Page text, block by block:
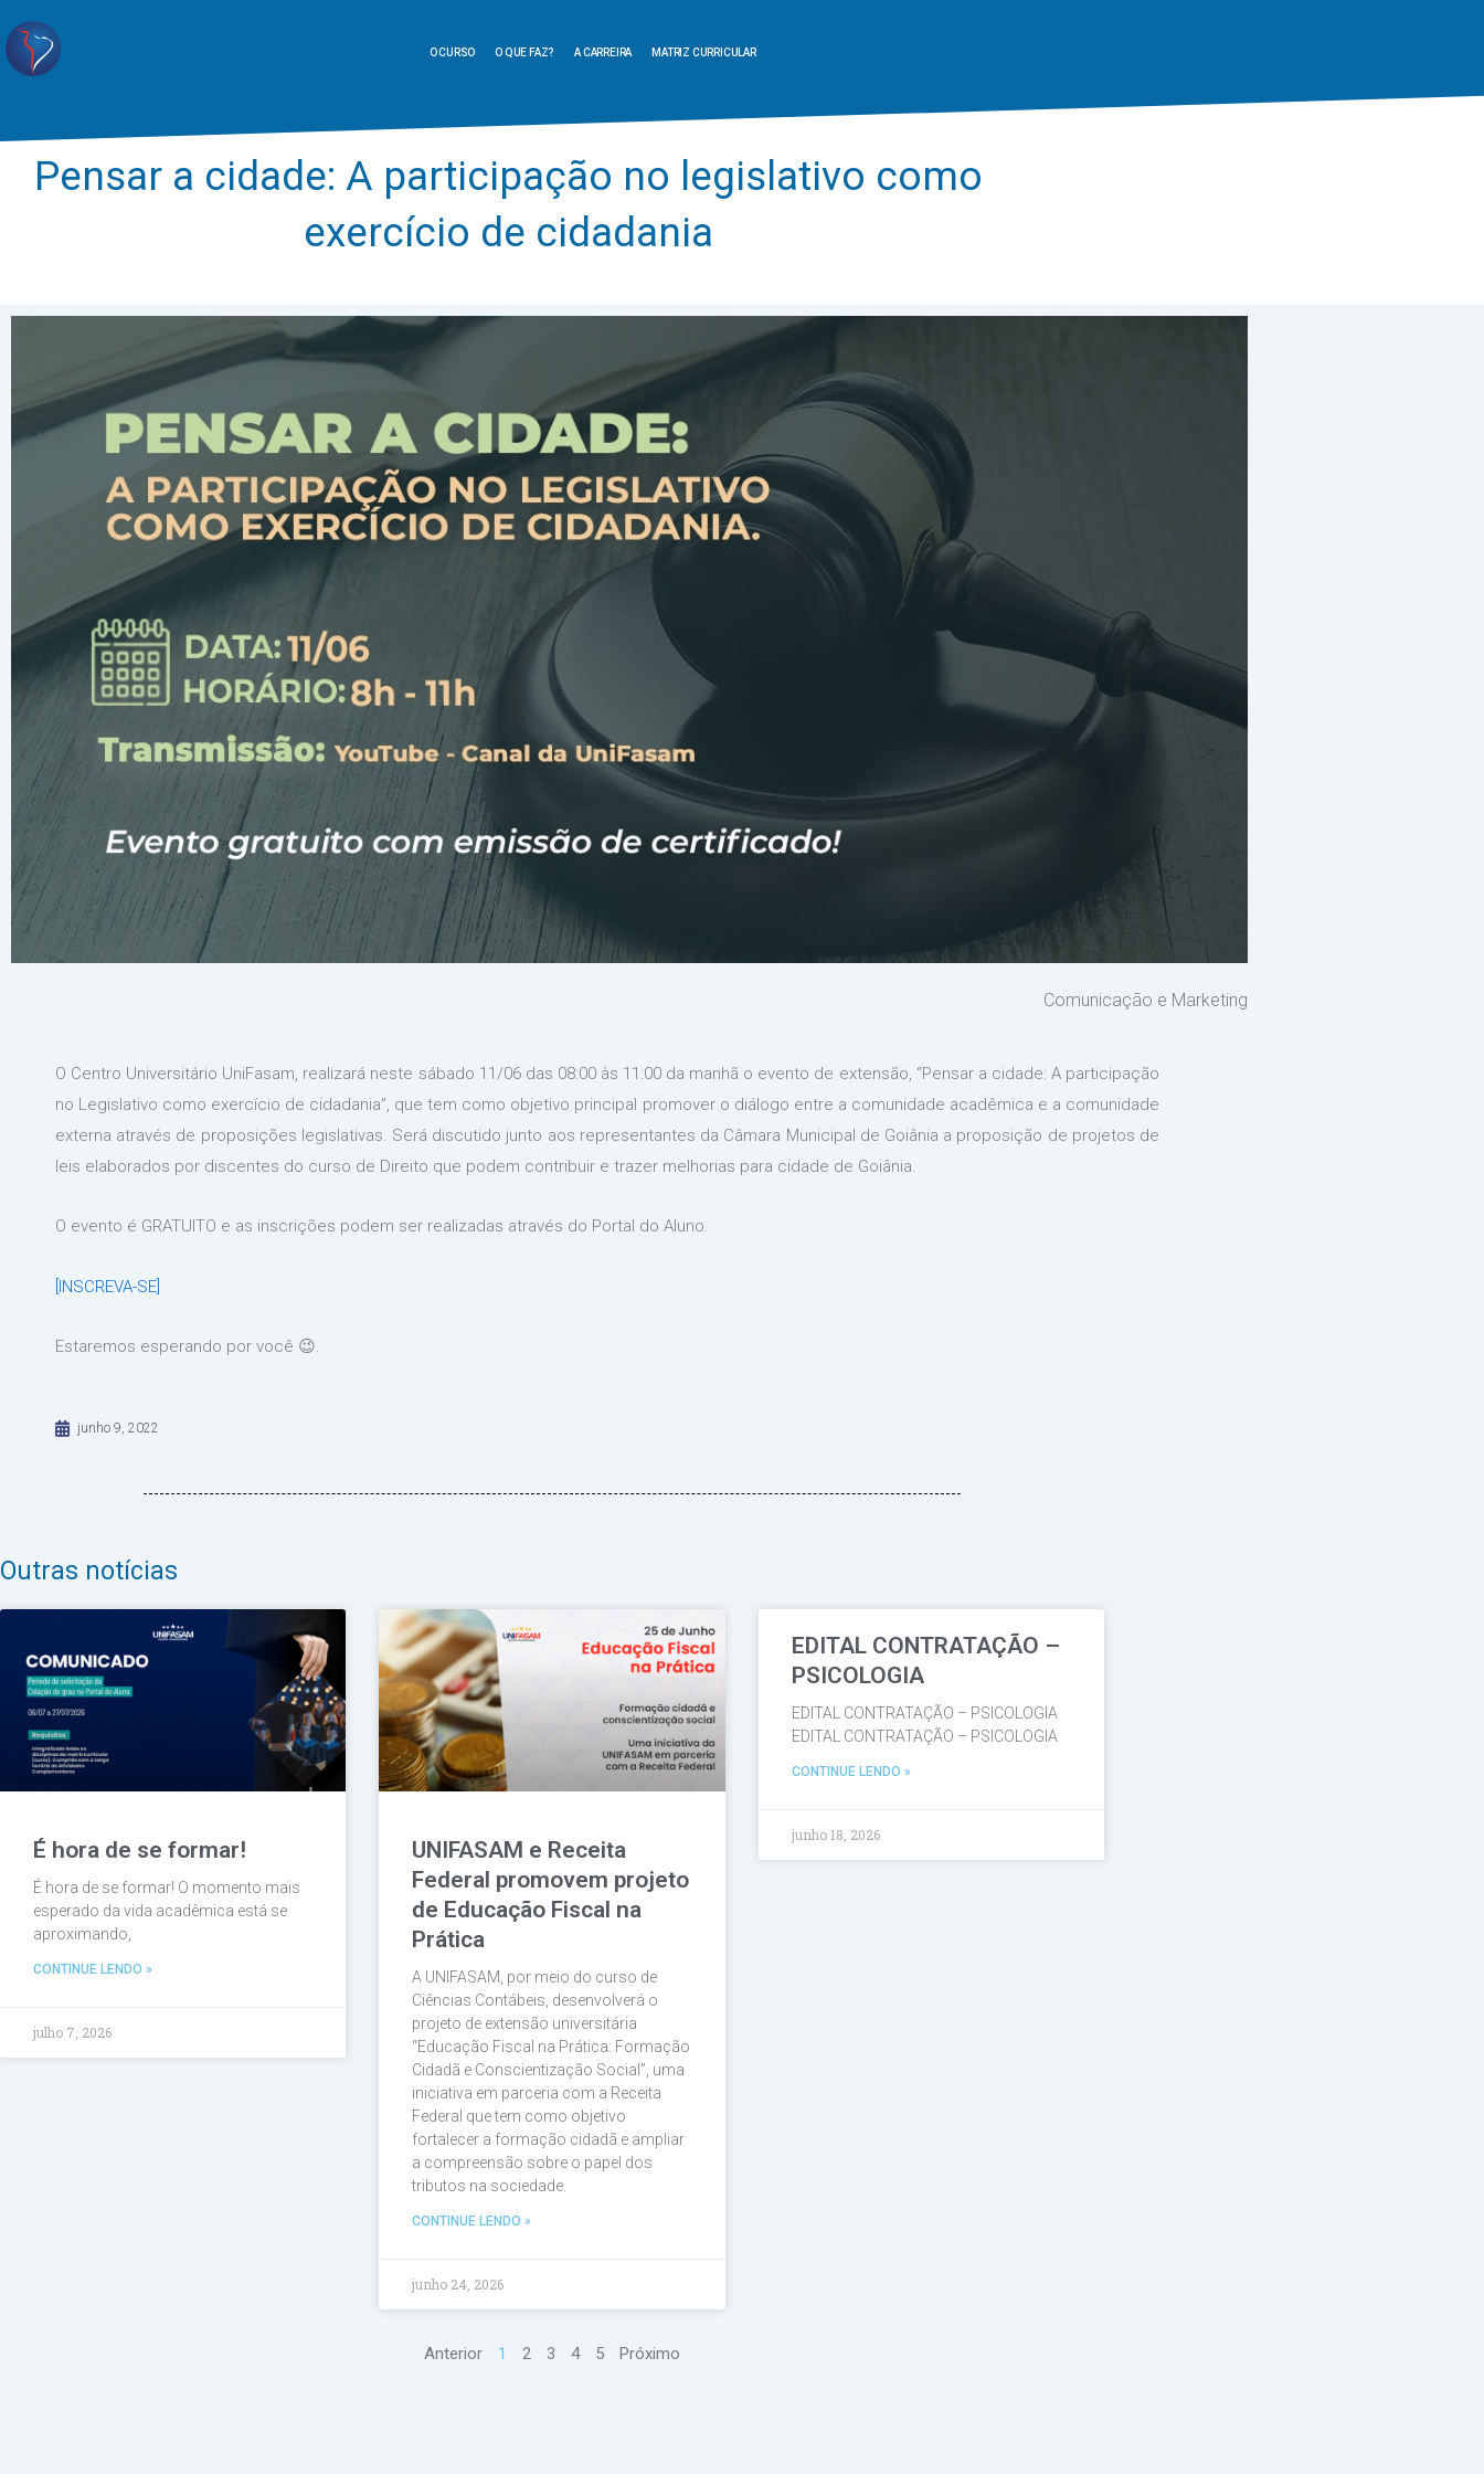
O CURSO O QUE FAZ? A CARREIRA MATRIZ CURRICULAR
Pensar a cidade: A participação no legislativo como
exercício de cidadania
Comunicação e Marketing
O Centro Universitário UniFasam, realizará neste sábado 11/06 das 08:00 às 11:00 da manhã o evento de extensão, “Pensar a cidade: A participação
no Legislativo como exercício de cidadania”, que tem como objetivo principal promover o diálogo entre a comunidade acadêmica e a comunidade
externa através de proposições legislativas. Será discutido junto aos representantes da Câmara Municipal de Goiânia a proposição de projetos de
leis elaborados por discentes do curso de Direito que podem contribuir e trazer melhorias para cidade de Goiânia.
O evento é GRATUITO e as inscrições podem ser realizadas através do Portal do Aluno.
[INSCREVA-SE]
Estaremos esperando por você 😉.
junho 9, 2022
Outras notícias
É hora de se formar!
É hora de se formar! O momento mais
esperado da vida acadêmica está se
aproximando,
CONTINUE LENDO »
julho 7, 2026
UNIFASAM e Receita
Federal promovem projeto
de Educação Fiscal na
Prática
A UNIFASAM, por meio do curso de
Ciências Contábeis, desenvolverá o
projeto de extensão universitária
“Educação Fiscal na Prática: Formação
Cidadã e Conscientização Social”, uma
iniciativa em parceria com a Receita
Federal que tem como objetivo
fortalecer a formação cidadã e ampliar
a compreensão sobre o papel dos
tributos na sociedade.
CONTINUE LENDO »
junho 24, 2026
EDITAL CONTRATAÇÃO –
PSICOLOGIA
EDITAL CONTRATAÇÃO – PSICOLOGIA
EDITAL CONTRATAÇÃO – PSICOLOGIA
CONTINUE LENDO »
junho 18, 2026
Anterior
Página
1 2
Página
3
Página
4
Página
5 Próximo